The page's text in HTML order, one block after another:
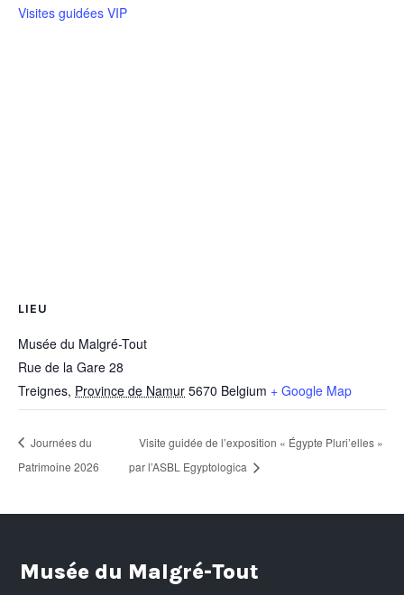
Visites guidées VIP
LIEU
Musée du Malgré-Tout
Rue de la Gare 28
Treignes, Province de Namur 5670 Belgium + Google Map
Journées du
Patrimoine 2026
Visite guidée de l’exposition « Égypte Pluri’elles »
par l’ASBL Egyptologica
Musée du Malgré-Tout